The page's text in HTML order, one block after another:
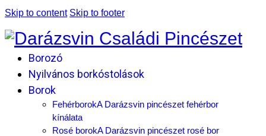
Skip to content Skip to footer
Borozó
Nyilvános borkóstolások
Borok
FehérborokA Darázsvin pincészet fehérbor
kínálata
Rosé borokA Darázsvin pincészet rosé bor